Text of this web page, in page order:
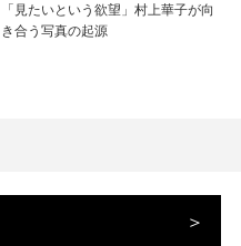
「見たいという欲望」村上華子が向
き合う写真の起源